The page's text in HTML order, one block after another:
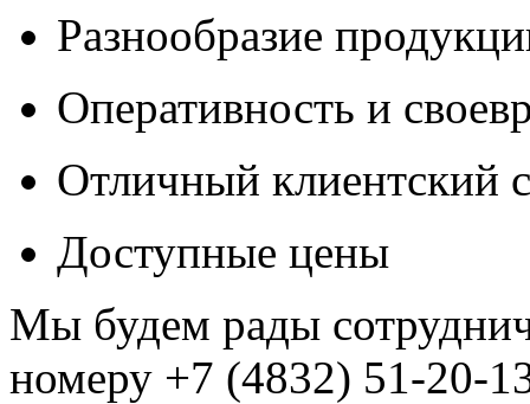
Разнообразие
Оперативность и
Отличный клиентский
Доступные цены
Мы будем рады
номеру +7 (4832) 51-20-